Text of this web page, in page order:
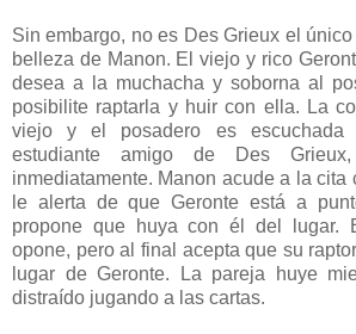
Sin embargo, no es Des Grieux el
belleza de Manon. El viejo y rico
desea a la muchacha y soborna al
posibilite raptarla y huir con ella. La
viejo y el posadero es escuchada
estudiante amigo de Des
inmediatamente. Manon acude a la cita
le alerta de que Geronte está a
propone que huya con él del lugar.
opone, pero al final acepta que su
lugar de Geronte. La pareja huye
distraído jugando a las cartas.